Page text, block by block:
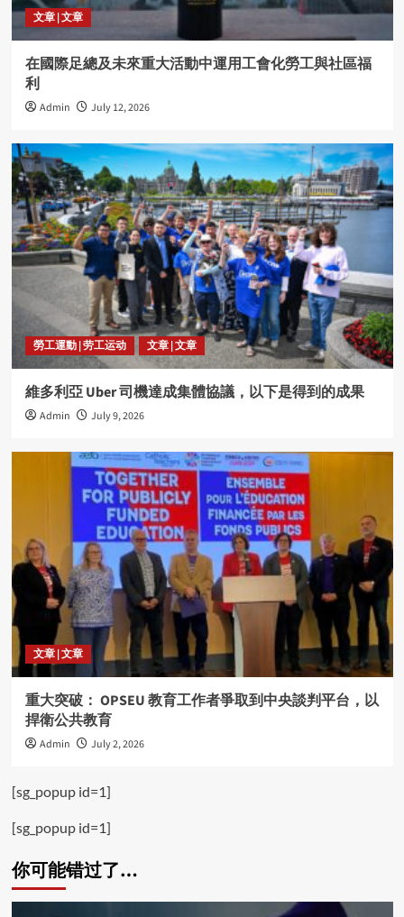
文章 | 文章
在國際足總及未來重大活動中運用工會化勞工與社區福
利
Admin July 12, 2026
勞工運動 | 劳工运动 文章 | 文章
維多利亞 Uber 司機達成集體協議，以下是得到的成果
Admin July 9, 2026
文章 | 文章
重大突破： OPSEU 教育工作者爭取到中央談判平台，以
捍衛公共教育
Admin July 2, 2026
[sg_popup id=1]
[sg_popup id=1]
你可能错过了…